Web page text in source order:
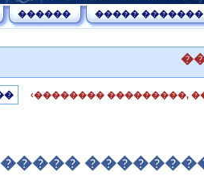
������ ����� �������
‹�������� ���������,